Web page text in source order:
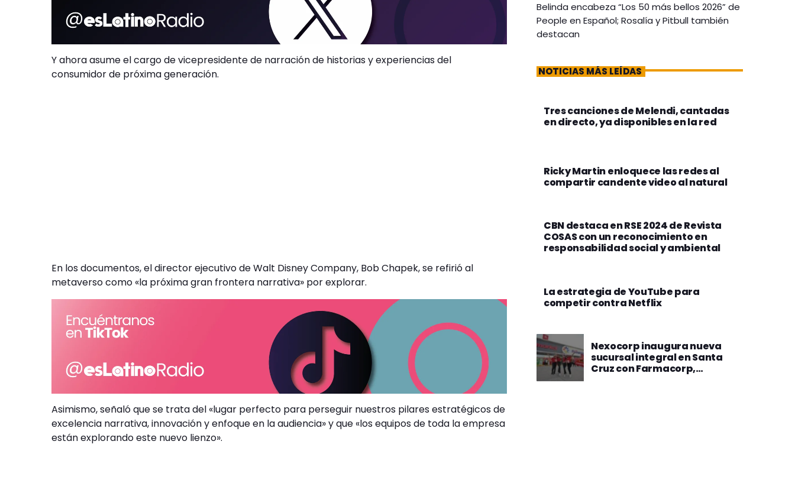
Y ahora asume el cargo de vicepresidente de narración de historias y experiencias del
consumidor de próxima generación.
En los documentos, el director ejecutivo de Walt Disney Company, Bob Chapek, se refirió al
metaverso como «la próxima gran frontera narrativa» por explorar.
Asimismo, señaló que se trata del «lugar perfecto para perseguir nuestros pilares estratégicos de
excelencia narrativa, innovación y enfoque en la audiencia» y que «los equipos de toda la empresa
están explorando este nuevo lienzo».
Belinda encabeza “Los 50 más bellos 2026” de
People en Español; Rosalía y Pitbull también
destacan
NOTICIAS MÁS LEÍDAS
Tres canciones de Melendi, cantadas
en directo, ya disponibles en la red
Ricky Martin enloquece las redes al
compartir candente video al natural
CBN destaca en RSE 2024 de Revista
COSAS con un reconocimiento en
responsabilidad social y ambiental
La estrategia de YouTube para
competir contra Netflix
Nexocorp inaugura nueva
sucursal integral en Santa
Cruz con Farmacorp,